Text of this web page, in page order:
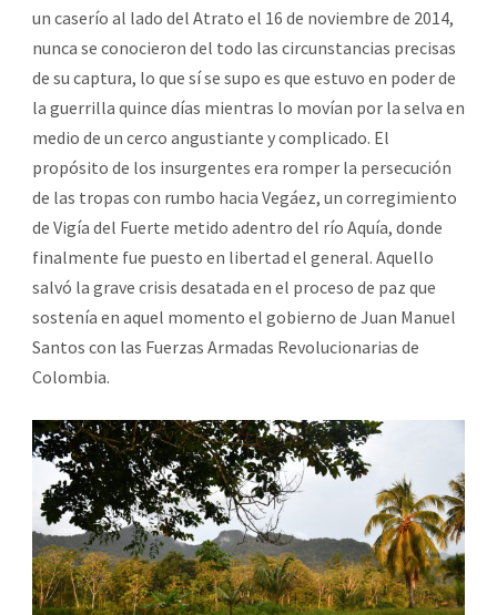
un caserío al lado del Atrato el 16 de noviembre de 2014,
nunca se conocieron del todo las circunstancias precisas
de su captura, lo que sí se supo es que estuvo en poder de
la guerrilla quince días mientras lo movían por la selva en
medio de un cerco angustiante y complicado. El
propósito de los insurgentes era romper la persecución
de las tropas con rumbo hacia Vegáez, un corregimiento
de Vigía del Fuerte metido adentro del río Aquía, donde
finalmente fue puesto en libertad el general. Aquello
salvó la grave crisis desatada en el proceso de paz que
sostenía en aquel momento el gobierno de Juan Manuel
Santos con las Fuerzas Armadas Revolucionarias de
Colombia.